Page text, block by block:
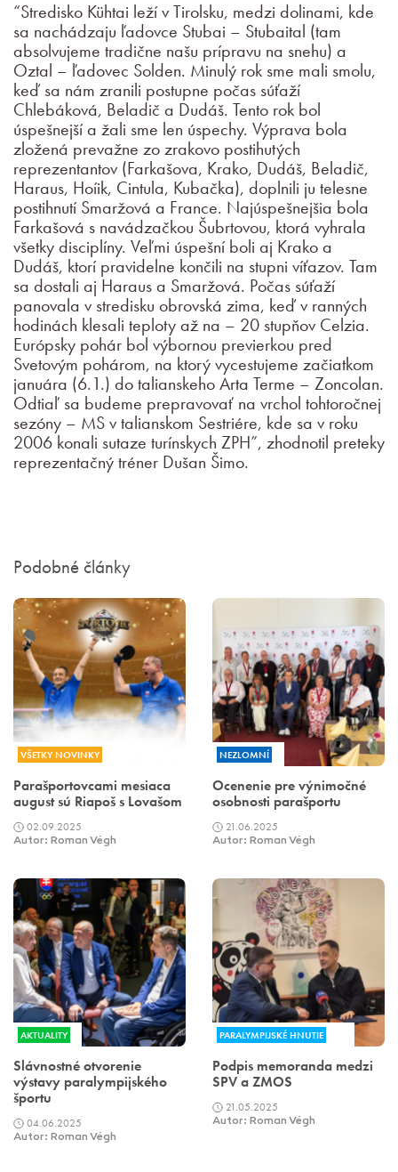
“Stredisko Kühtai leží v Tirolsku, medzi dolinami, kde
sa nachádzaju ľadovce Stubai – Stubaital (tam
absolvujeme tradične našu prípravu na snehu) a
Oztal – ľadovec Solden. Minulý rok sme mali smolu,
keď sa nám zranili postupne počas súťaží
Chlebáková, Beladič a Dudáš. Tento rok bol
úspešnejší a žali sme len úspechy. Výprava bola
zložená prevažne zo zrakovo postihutých
reprezentantov (Farkašova, Krako, Dudáš, Beladič,
Haraus, Hoíik, Cintula, Kubačka), doplnili ju telesne
postihnutí Smaržová a France. Najúspešnejšia bola
Farkašová s navádzačkou Šubrtovou, ktorá vyhrala
všetky disciplíny. Veľmi úspešní boli aj Krako a
Dudáš, ktorí pravidelne končili na stupni víťazov. Tam
sa dostali aj Haraus a Smaržová. Počas súťaží
panovala v stredisku obrovská zima, keď v ranných
hodinách klesali teploty až na – 20 stupňov Celzia.
Európsky pohár bol výbornou previerkou pred
Svetovým pohárom, na ktorý vycestujeme začiatkom
januára (6.1.) do talianskeho Arta Terme – Zoncolan.
Odtiaľ sa budeme prepravovať na vrchol tohtoročnej
sezóny – MS v talianskom Sestriére, kde sa v roku
2006 konali sutaze turínskych ZPH”, zhodnotil preteky
reprezentačný tréner Dušan Šimo.
Podobné články
VŠETKY NOVINKY
Parašportovcami mesiaca
august sú Riapoš s Lovašom
02.09.2025
Autor: Roman Végh
NEZLOMNÍ
Ocenenie pre výnimočné
osobnosti parašportu
21.06.2025
Autor: Roman Végh
AKTUALITY
Slávnostné otvorenie
výstavy paralympijského
športu
04.06.2025
Autor: Roman Végh
PARALYMPIJSKÉ HNUTIE
Podpis memoranda medzi
SPV a ZMOS
21.05.2025
Autor: Roman Végh